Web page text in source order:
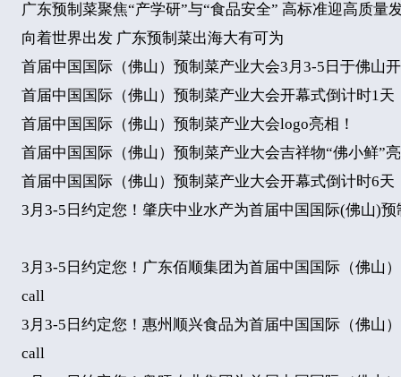
广东预制菜聚焦“产学研”与“食品安全” 高标准迎高质量
向着世界出发 广东预制菜出海大有可为
首届中国国际（佛山）预制菜产业大会3月3-5日于佛山
首届中国国际（佛山）预制菜产业大会开幕式倒计时1天
首届中国国际（佛山）预制菜产业大会logo亮相！
首届中国国际（佛山）预制菜产业大会吉祥物“佛小鲜”
首届中国国际（佛山）预制菜产业大会开幕式倒计时6天
3月3-5日约定您！肇庆中业水产为首届中国国际(佛山)
3月3-5日约定您！广东佰顺集团为首届中国国际（佛山
call
3月3-5日约定您！惠州顺兴食品为首届中国国际（佛山
call